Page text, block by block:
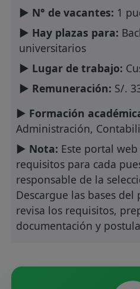
► N° de vacantes: 1
► Hay plazas para:
universitarios
► Lugar de trabajo:
► Remuneración: S/.
► Formación
Administración,
► Nota: Este portal
requisitos para cada
responsable de la
Descargue las bases
revisa los requisitos,
documentación y